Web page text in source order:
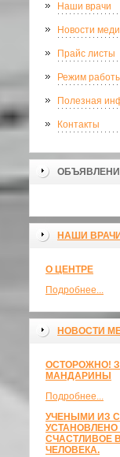
Наши врачи
Новости
Прайс листы
Режим
Полезная
Контакты
НАШИ ВРАЧИ
О ЦЕНТРЕ
Подробнее...
НОВОСТИ
ОСТОРОЖНО!
МАНДАРИНЫ
Подробнее...
УЧЕНЫМИ ИЗ
СЧАСТЛИВОЕ
ЧЕЛОВЕКА.